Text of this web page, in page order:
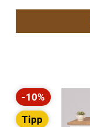
Rabatt
-10%
Tipp